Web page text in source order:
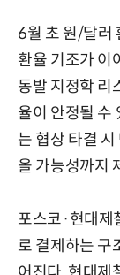
6월 초 원/달러
환율 기조가 이
동발 지정학 리
율이 안정될 수
는 협상 타결
올 가능성까지
포스코·현대제
로 결제하는 구